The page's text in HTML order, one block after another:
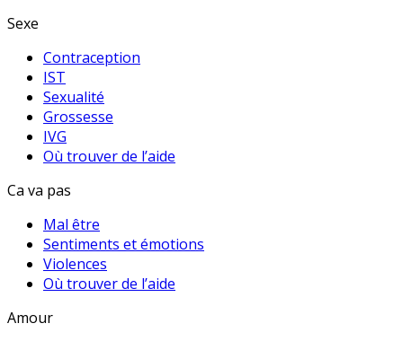
Sexe
Contraception
IST
Sexualité
Grossesse
IVG
Où trouver de l’aide
Ca va pas
Mal être
Sentiments et émotions
Violences
Où trouver de l’aide
Amour